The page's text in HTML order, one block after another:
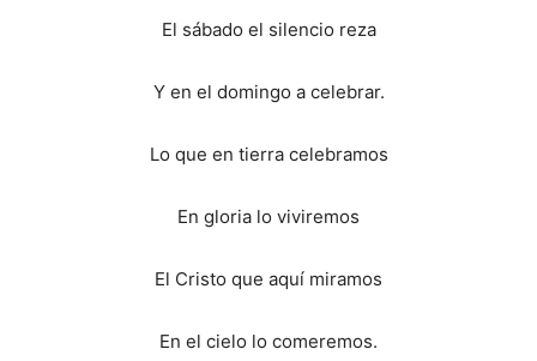
El sábado el silencio reza
Y en el domingo a celebrar.
Lo que en tierra celebramos
En gloria lo viviremos
El Cristo que aquí miramos
En el cielo lo comeremos.